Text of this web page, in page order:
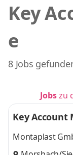
Key
e
8 Jobs
Jobszu
Key Account
Montaplast